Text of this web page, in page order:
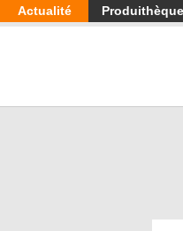
Aller
au
Actualité Produithèque